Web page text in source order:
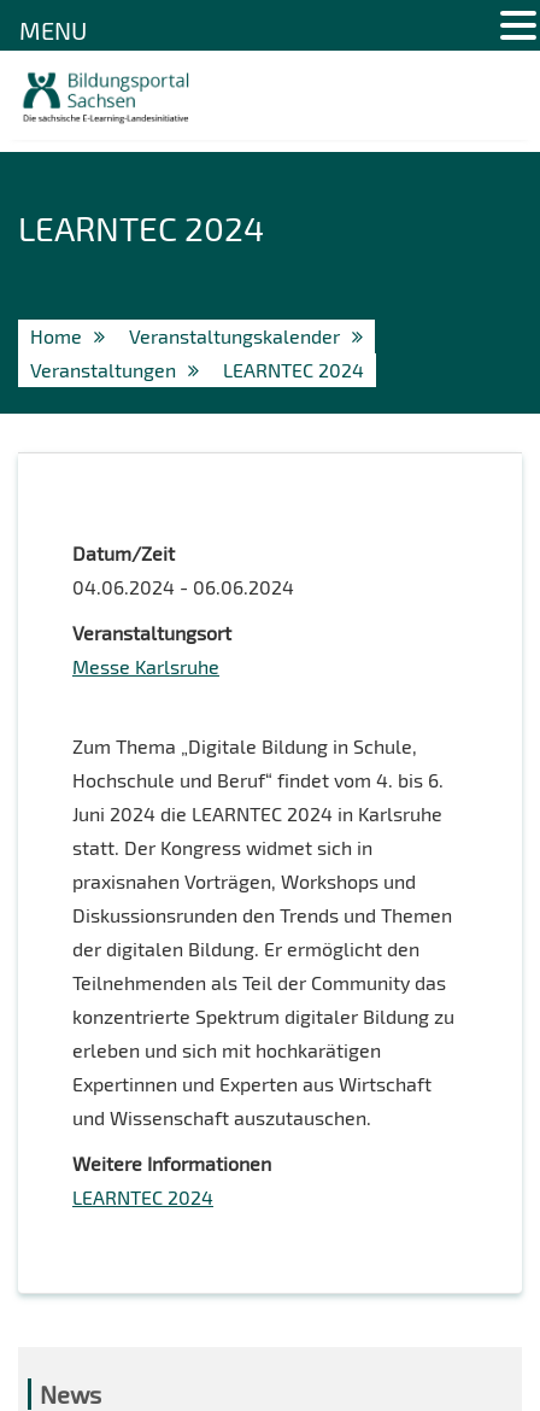
LEARNTEC 2024
Home
Veranstaltungskalender
Veranstaltungen
LEARNTEC 2024
Datum/Zeit
04.06.2024 - 06.06.2024
Veranstaltungsort
Messe Karlsruhe
Zum Thema „Digitale Bildung in Schule,
Hochschule und Beruf“ findet vom 4. bis 6.
Juni 2024 die LEARNTEC 2024 in Karlsruhe
statt. Der Kongress widmet sich in
praxisnahen Vorträgen, Workshops und
Diskussionsrunden den Trends und Themen
der digitalen Bildung. Er ermöglicht den
Teilnehmenden als Teil der Community das
konzentrierte Spektrum digitaler Bildung zu
erleben und sich mit hochkarätigen
Expertinnen und Experten aus Wirtschaft
und Wissenschaft auszutauschen.
Weitere Informationen
LEARNTEC 2024
News
MENU